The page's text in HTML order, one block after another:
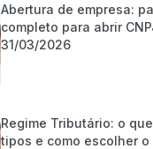
Abertura de empresa:
completo para abrir
31/03/2026
Regime Tributário: o
tipos e como escolher